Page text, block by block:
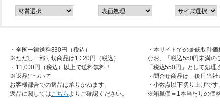
・全国一律送料880円（税込）
※ただし一部寸切商品は1,320円（税込）
・11,000円（税込）以上で送料無料！
※返品について
お客様都合での返品は承りかねます。
返品に関してはこちら よりご確認ください。
・本サイトでの最低取引
なお、「税込550円未満の
「税込550円」として処
・問合せ商品は、後日当
・小数点以下切り上げです
※箱単価＝1本当たりの価